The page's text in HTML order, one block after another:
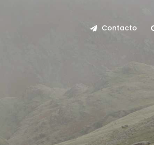
Contacto